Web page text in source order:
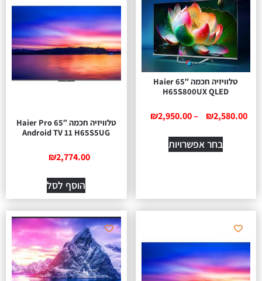
טלוויזיה חכמה 65″ Haier
H65S800UX QLED
₪2,580.00
–
₪2,950.00
בחר אפשרויות
טלוויזיה חכמה 65″ Haier Pro
Android TV 11 H65S5UG
₪2,774.00
הוסף לסל